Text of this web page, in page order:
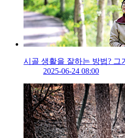
시골 생활을 잘하는 방법? 그
2025-06-24 08:00